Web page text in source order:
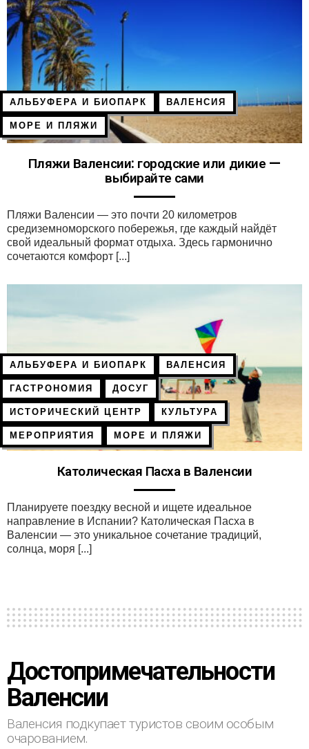
АЛЬБУФЕРА И БИОПАРК ВАЛЕНСИЯ
МОРЕ И ПЛЯЖИ
Пляжи Валенсии: городские или дикие —
выбирайте сами
Пляжи Валенсии — это почти 20 километров
средиземноморского побережья, где каждый найдёт
свой идеальный формат отдыха. Здесь гармонично
сочетаются комфорт [...]
АЛЬБУФЕРА И БИОПАРК ВАЛЕНСИЯ
ГАСТРОНОМИЯ ДОСУГ
ИСТОРИЧЕСКИЙ ЦЕНТР КУЛЬТУРА
МЕРОПРИЯТИЯ МОРЕ И ПЛЯЖИ
Католическая Пасха в Валенсии
Планируете поездку весной и ищете идеальное
направление в Испании? Католическая Пасха в
Валенсии — это уникальное сочетание традиций,
солнца, моря [...]
Достопримечательности
Валенсии
Валенсия подкупает туристов своим особым
очарованием.